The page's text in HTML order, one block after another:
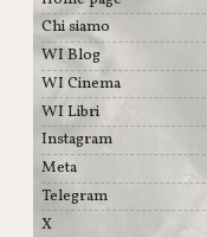
Chi siamo
WI Blog
WI Cinema
WI Libri
Instagram
Meta
Telegram
X